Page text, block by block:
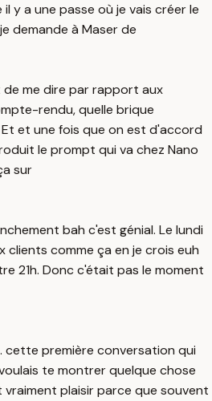
y a une passe où je vais créer le
demande à Maser de
me dire par rapport aux
rendu, quelle brique
et une fois que on est d'accord
le prompt qui va chez Nano
sur
bah c'est génial. Le lundi
clients comme ça en je crois euh
21h. Donc c'était pas le moment
cette première conversation qui
te montrer quelque chose
vraiment plaisir parce que souvent